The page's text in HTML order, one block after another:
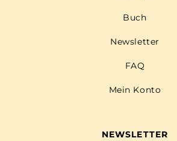
Buch
Newsletter
FAQ
Mein Konto
NEWSLETTER